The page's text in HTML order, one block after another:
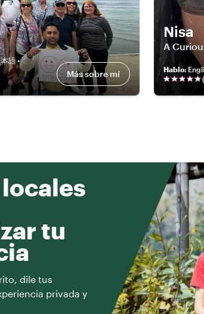
語 •
Más sobre mí
Nisa
A
Hablo:
(
tu
dile tus
privada y